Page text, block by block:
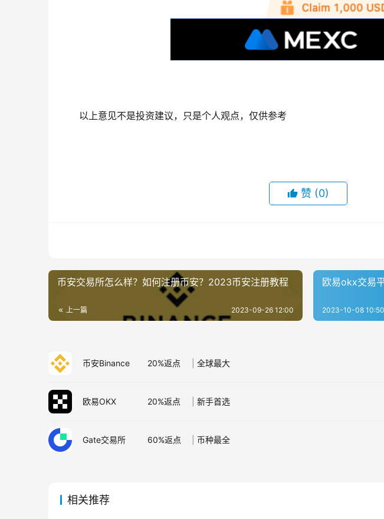
以上意见不是投资建议，只是个人观点，仅供参考
赞 (0)
币安交易所怎么样？如何注册币安？2023币安注册教程
上一篇 2023-09-26 12:00
欧易okx交易
2023-10-08 10:50
币安Binance 20%返点 全球最大
欧易OKX 20%返点 新手首选
Gate交易所 60%返点 币种最全
相关推荐